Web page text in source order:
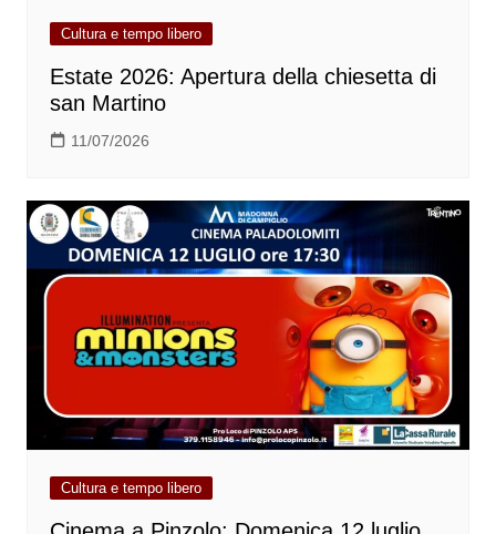
Cultura e tempo libero
Estate 2026: Apertura della chiesetta di
san Martino
11/07/2026
Cultura e tempo libero